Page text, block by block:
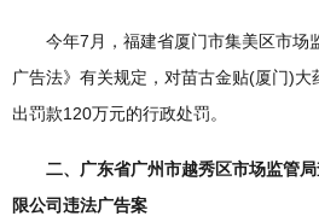
今年7月，福建省厦门市集美区市场
广告法》有关规定，对苗古金贴(厦门)
出罚款120万元的行政处罚。
二、广东省广州市越秀区市场监管局
限公司违法广告案